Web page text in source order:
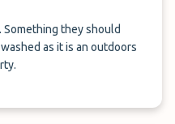
they should
as it is an outdoors